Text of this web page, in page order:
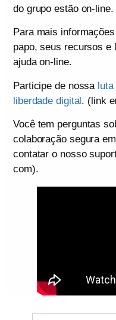
do grupo estão on-line.
Para mais
papo, seus recursos e
ajuda on-line.
Participe de nossa
liberdade digital. (link
Você tem perguntas
colaboração segura
contatar o nosso
com).